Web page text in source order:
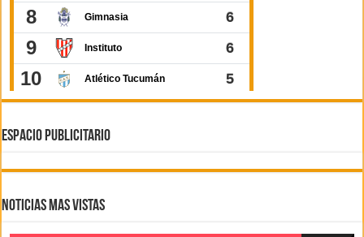
ESPACIO PUBLICITARIO
Noticias Mas Vistas